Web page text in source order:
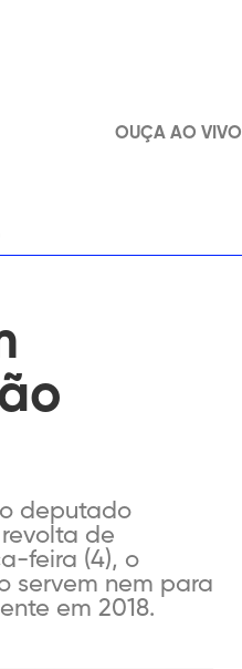
OUÇA AO VIVO
deputado
de
feira (4), o
servem nem para
em 2018.